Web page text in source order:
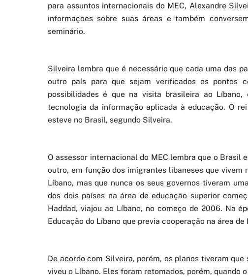
para assuntos internacionais do MEC, Alexandre
informações sobre suas áreas e também
seminário.
Silveira lembra que é necessário que cada uma das
outro país para que sejam verificados os pontos
possibilidades é que na visita brasileira ao
tecnologia da informação aplicada à educação. O
esteve no Brasil, segundo Silveira.
O assessor internacional do MEC lembra que o Brasil
outro, em função dos imigrantes libaneses que
Líbano, mas que nunca os seus governos tiveram
dos dois países na área de educação superior
Haddad, viajou ao Líbano, no começo de 2006. Na
Educação do Líbano que previa cooperação na área de
De acordo com Silveira, porém, os planos tiveram
viveu o Líbano. Eles foram retomados, porém, quando